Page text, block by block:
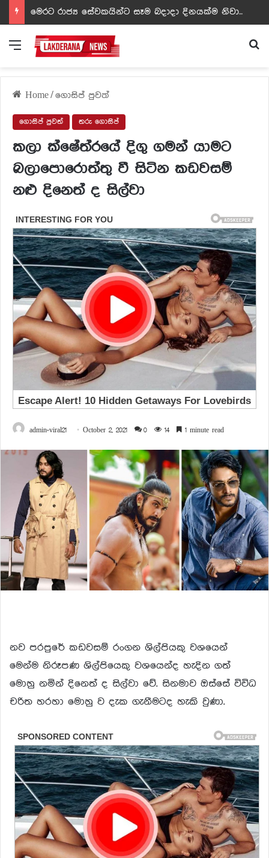
ඩඩ්ලිට දෙවෙනි නොවූ රත්න සහල් අධිපති..- PHOTOS
Menu
Home/ගොසිප් පුවත්
ගොසිප් පුවත් තරු ගොසිප්
කලා ක්ෂේත්රයේ දිගු ගමන් යාමට
බලාපොරොත්තු වී සිටින කඩවසම්
නළු දිනෙත් ද සිල්වා
admin-viral21 October 2, 2021 0 14 1 minute read
නව පරපුරේ කඩවසම් රංගන ශිල්පියකු වශයෙන්
මෙන්ම නිරූපණ ශිල්පියෙකු වශයෙන්ද හැදින ගත්
මොහු නමින් දිනෙත් ද සිල්වා වේ. සිනමාව ඔස්සේ විවිධ
චරිත හරහා මොහු ව දැක ගැනීමටද හැකි වුණා.